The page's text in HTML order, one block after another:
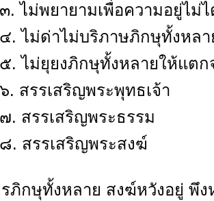
ไม่พยายามเพื่อความอยู่ไม่
ไม่ด่าไม่บริภาษภิกษุทั้งหลา
ไม่ยุยงภิกษุทั้งหลายให้แตก
สรรเสริญพระพุทธเจ้า
สรรเสริญพระธรรม
สรรเสริญพระสงฆ์
ภิกษุทั้งหลาย สงฆ์หวังอยู่ พึ